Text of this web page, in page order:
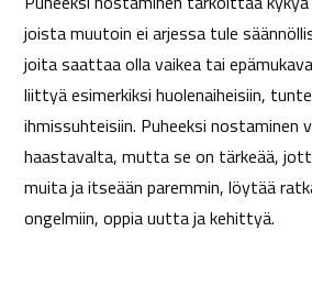
joista muutoin ei arjessa tule
joita saattaa olla vaikea tai
liittyä esimerkiksi huolenaiheisiin,
ihmissuhteisiin. Puheeksi nostaminen
haastavalta, mutta se on tärkeää,
muita ja itseään paremmin, löytää
ongelmiin, oppia uutta ja kehittyä.